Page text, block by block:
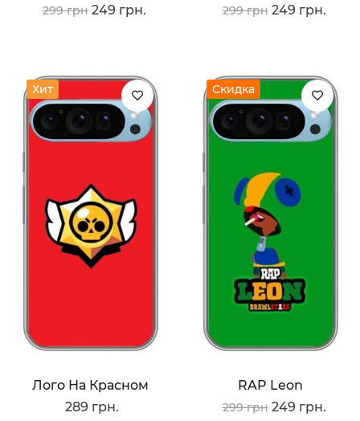
299 грн 249 грн. 299 грн 249 грн.
Хит
Лого На Красном
289 грн.
Скидка
RAP Leon
299 грн 249 грн.